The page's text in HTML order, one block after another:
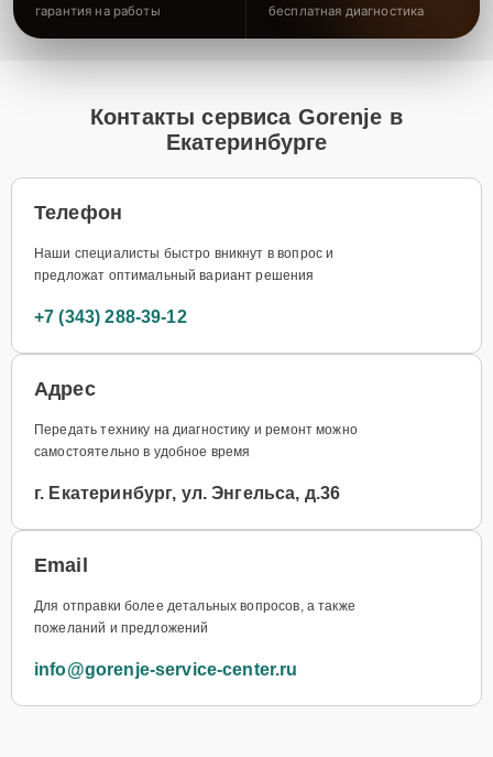
гарантия на работы бесплатная диагностика
Контакты сервиса Gorenje в
Екатеринбурге
Телефон
Наши специалисты быстро вникнут в вопрос и
предложат оптимальный вариант решения
+7 (343) 288-39-12
Адрес
Передать технику на диагностику и ремонт можно
самостоятельно в удобное время
г. Екатеринбург, ул. Энгельса, д.36
Email
Для отправки более детальных вопросов, а также
пожеланий и предложений
info@gorenje-service-center.ru